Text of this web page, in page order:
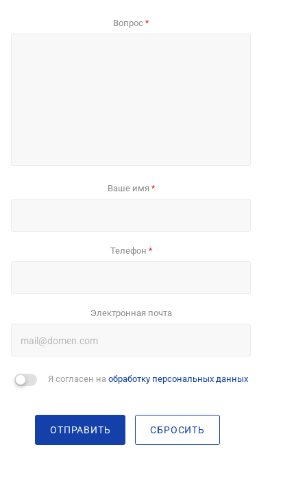
Вопрос *
Ваше имя *
Телефон *
Электронная почта
Я согласен на обработку персональных данных
ОТПРАВИТЬ СБРОСИТЬ